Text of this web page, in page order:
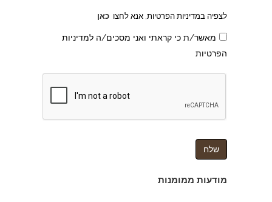
לצפיה במדיניות הפרטיות, אנא לחצו כאן
מאשר/ת כי קראתי ואני מסכים/ה למדיניות
הפרטיות
מודעות ממומנות